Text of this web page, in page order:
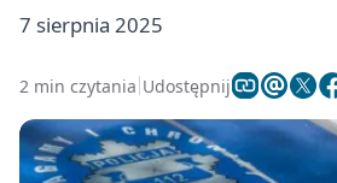
7 sierpnia 2025
2 min czytania Udostępnij